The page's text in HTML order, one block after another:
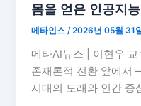
몸을 얻은 인공지
메타인스/2026년 05월 31
메타AI뉴스 | 이현우
존재론적 전환 앞에서
시대의 도래와 인간 중